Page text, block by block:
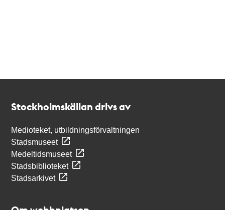
Stockholmskällan drivs av
Medioteket, utbildningsförvaltningen
Stadsmuseet
Medeltidsmuseet
Stadsbiblioteket
Stadsarkivet